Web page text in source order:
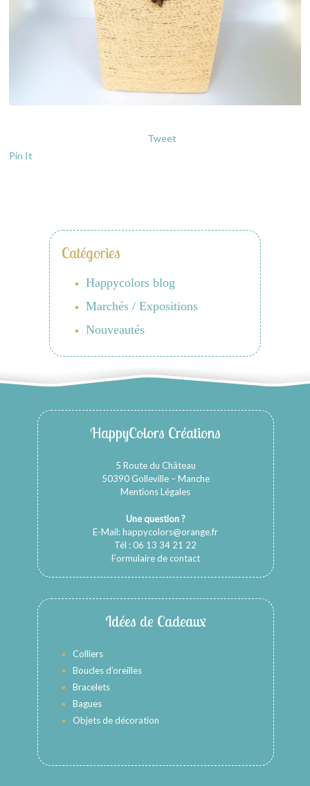
Tweet
Pin It
Catégories
Happycolors blog
Marchés / Expositions
Nouveautés
HappyColors Créations
5 Route du Château
50390 Golleville – Manche
Mentions Légales
Une question ?
E-Mail:happycolors@orange.fr
Tél : 06 13 34 21 22
Formulaire de contact
Idées de Cadeaux
Colliers
Boucles d’oreilles
Bracelets
Bagues
Objets de décoration